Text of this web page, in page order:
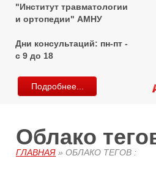
"Институт травматологии
и ортопедии" АМНУ
Дни консультаций: пн-пт -
с 9 до 18
Подробнее...
Облако
ГЛАВНАЯ » ОБЛАКО ТЕГОВ :